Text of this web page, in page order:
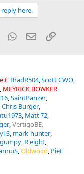
here.
TumblrWhatsApp
EmailLink
BradR504 Scott CWO
MEYRICK BOWKER
SaintPanzer
Chris Burger
Matt 72
VertigoBE
S mark-hunter
R eight
Oldwood Piet